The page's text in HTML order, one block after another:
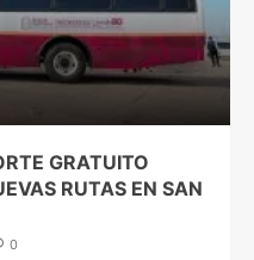
GRATUITO
RUTAS EN SAN
0